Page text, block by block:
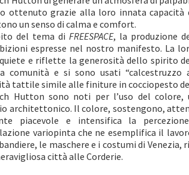
ottenuto grazie alla loro innata capacità
un senso di calma e comfort.
del tema diFREESPACE, la produzione
espresse nel nostro manifesto. La
e riflette la generosità dello spirito
comunità e si sono usati
tattile simile alle finiture in cocciopesto
Hutton sono noti per l’uso del
architettonico. Il colore, sostengono,
piacevole e intensifica la
variopinta che ne esemplifica il
le maschere e i costumi di Venezia,
città alle Corderie.